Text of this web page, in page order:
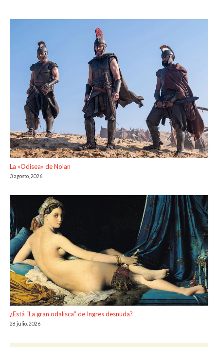
La «Odisea» de Nolan
3 agosto, 2026
¿Está “La gran odalisca” de Ingres desnuda?
28 julio, 2026